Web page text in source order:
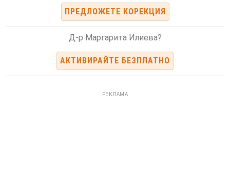
ПРЕДЛОЖЕТЕ КОРЕКЦИЯ
Д-р Маргарита Илиева?
АКТИВИРАЙТЕ БЕЗПЛАТНО
РЕКЛАМА